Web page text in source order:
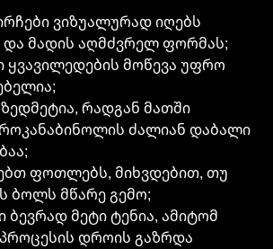
ვიზუალურად იღებს
და მადის აღმძვრელ ფორმას;
ყვავილედების მოწევა უფრო
რადგან მათში
ძალიან დაბალი
ფოთლებს, მიხვდებით, თუ
ბოლს მწარე გემო;
მეტი ტენია, ამიტომ
დროის გაზრდა